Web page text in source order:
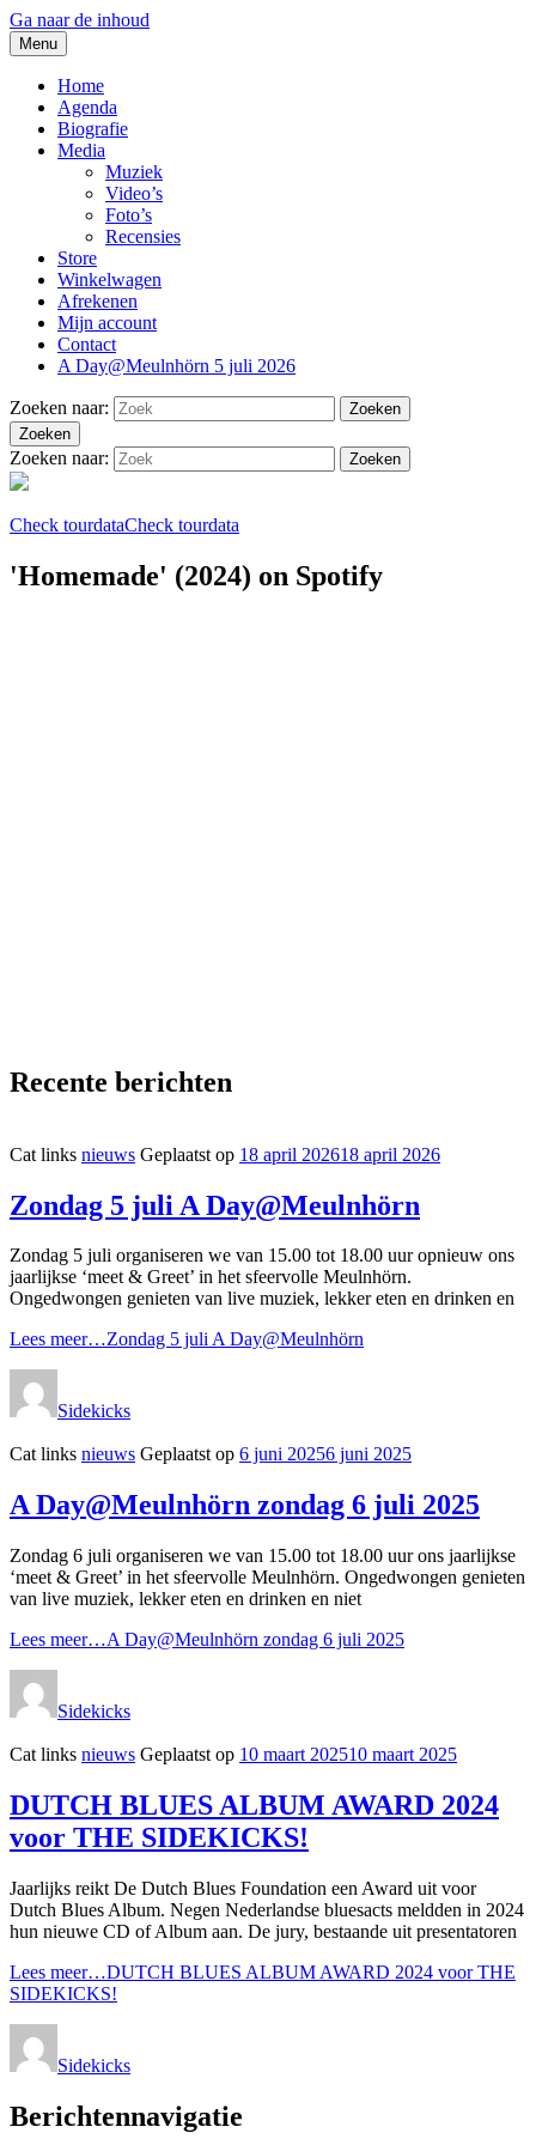
Ga naar de inhoud
thesidekicks.nl
Blues And More uit Meulnhorn
Menu
Home
Agenda
Biografie
Media
Muziek
Video’s
Foto’s
Recensies
Store
Winkelwagen
Afrekenen
Mijn account
Contact
A Day@Meulnhörn 5 juli 2026
Zoeken naar:
Zoeken
Zoeken
Zoeken naar: Zoeken
Check tourdataCheck tourdata
'Homemade' (2024) on Spotify
Recente berichten
Cat links nieuws Geplaatst op 18 april 202618 april 2026
Zondag 5 juli A Day@Meulnhörn
Zondag 5 juli organiseren we van 15.00 tot 18.00 uur opnieuw ons
jaarlijkse ‘meet & Greet’ in het sfeervolle Meulnhörn.
Ongedwongen genieten van live muziek, lekker eten en drinken en
Lees meer…Zondag 5 juli A Day@Meulnhörn
Sidekicks
Cat links nieuws Geplaatst op 6 juni 20256 juni 2025
A Day@Meulnhörn zondag 6 juli 2025
Zondag 6 juli organiseren we van 15.00 tot 18.00 uur ons jaarlijkse
‘meet & Greet’ in het sfeervolle Meulnhörn. Ongedwongen genieten
van live muziek, lekker eten en drinken en niet
Lees meer…A Day@Meulnhörn zondag 6 juli 2025
Sidekicks
Cat links nieuws Geplaatst op 10 maart 202510 maart 2025
DUTCH BLUES ALBUM AWARD 2024
voor THE SIDEKICKS!
Jaarlijks reikt De Dutch Blues Foundation een Award uit voor
Dutch Blues Album. Negen Nederlandse bluesacts meldden in 2024
hun nieuwe CD of Album aan. De jury, bestaande uit presentatoren
Lees meer…DUTCH BLUES ALBUM AWARD 2024 voor THE
SIDEKICKS!
Sidekicks
Berichtennavigatie